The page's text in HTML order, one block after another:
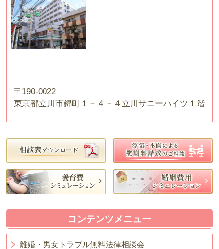
〒190-0022
東京都立川市錦町１－４－４立川サニーハイツ１階
コンテンツメニュー
離婚・男女トラブル無料法律相談会